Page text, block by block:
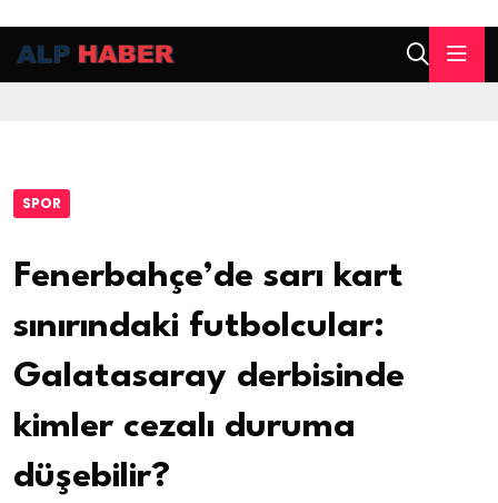
SPOR
Fenerbahçe’de sarı kart
sınırındaki futbolcular:
Galatasaray derbisinde
kimler cezalı duruma
düşebilir?